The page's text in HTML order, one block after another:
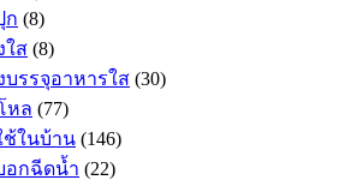
ก (8)
ใส (8)
บรรจุอาหารใส (30)
หล (77)
ในบ้าน (146)
อกฉีดน้ำ (22)